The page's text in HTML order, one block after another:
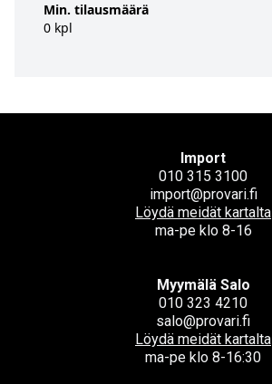
Min. tilausmäärä
0 kpl
Import
010 315 3100
import@provari.fi
Löydä meidät kartalta
ma-pe klo 8-16
Myymälä Salo
010 323 4210
salo@provari.fi
Löydä meidät kartalta
ma-pe klo 8-16:30